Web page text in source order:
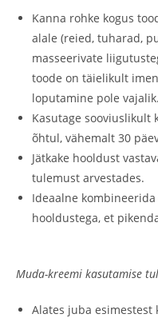
Kanna rohke kogus
alale (reied, tuharad,
masseerivate
toode on täielikult
loputamine pole vajalik.
Kasutage sooviuslikult
õhtul, vähemalt 30
Jätkake hooldust
tulemust arvestades.
Ideaalne
hooldustega, et
Muda-kreemi kasutamise
Alates juba